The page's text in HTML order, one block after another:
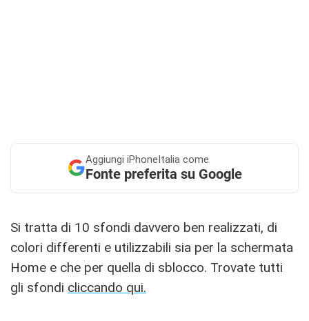
Aggiungi iPhoneItalia come
Fonte preferita su Google
Si tratta di 10 sfondi davvero ben realizzati, di
colori differenti e utilizzabili sia per la schermata
Home e che per quella di sblocco. Trovate tutti
gli sfondi cliccando qui.